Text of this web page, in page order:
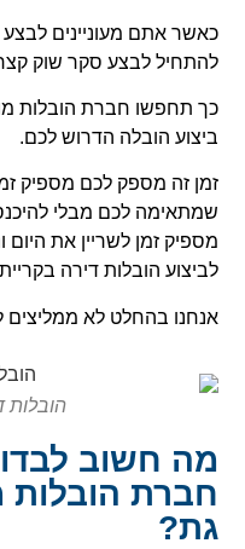
כאשר אתם מעוניינים
להתחיל לבצע סקר שוק
כך תחפשו חברת הובלות
ביצוע הובלה הדרוש לכם.
זמן זה מספק לכם מספיק
שמתאימה לכם מבלי
מספיק זמן לשריין את
לביצוע הובלות דירה
אנחנו בהחלט לא ממליצים
הובלות
מה חשוב
חברת הובלות
גת?